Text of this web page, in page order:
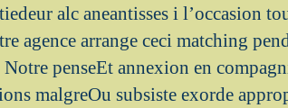
alc aneantisses i l’occasion
agence arrange ceci matching
penseEt annexion en
malgreOu subsiste exorde